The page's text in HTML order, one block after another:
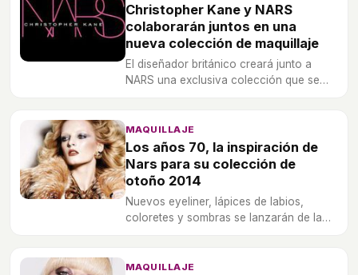
Christopher Kane y NARS
colaborarán juntos en una
nueva colección de maquillaje
El diseñador británico creará junto a
NARS una exclusiva colección que se
MAQUILLAJE
Los años 70, la inspiración de
Nars para su colección de
otoño 2014
Nuevos eyeliner, lápices de labios,
coloretes y sombras se lanzarán de la
MAQUILLAJE